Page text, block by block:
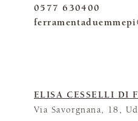
0577 630400
ELISA CESSELLI DI
Via Savorgnana, 18,